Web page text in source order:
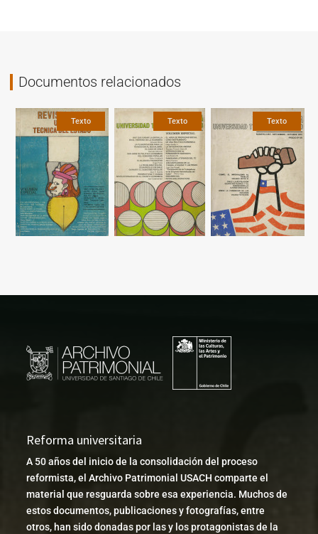
Documentos relacionados
Texto Texto Texto
Reforma universitaria
A 50 años del inicio de la consolidación del proceso
reformista, el Archivo Patrimonial USACH comparte el
material que resguarda sobre esa experiencia. Muchos de
estos documentos, publicaciones y fotografías, entre
otros, han sido donadas por las y los protagonistas de la